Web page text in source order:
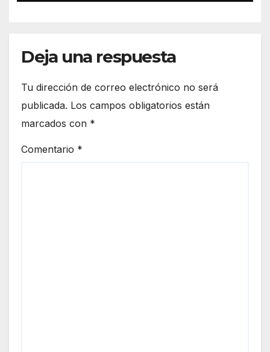
Deja una respuesta
Tu dirección de correo electrónico no será
publicada. Los campos obligatorios están
marcados con *
Comentario *